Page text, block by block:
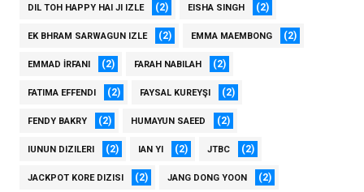
DIL TOH HAPPY HAI JI IZLE (2) EISHA SINGH (2)
EK BHRAM SARWAGUN IZLE (2) EMMA MAEMBONG (2)
EMMAD İRFANI (2) FARAH NABILAH (2)
FATIMA EFFENDI (2) FAYSAL KUREYŞI (2)
FENDY BAKRY (2) HUMAYUN SAEED (2)
IUNUN DIZILERI (2) IAN YI (2) JTBC (2)
JACKPOT KORE DIZISI (2) JANG DONG YOON (2)